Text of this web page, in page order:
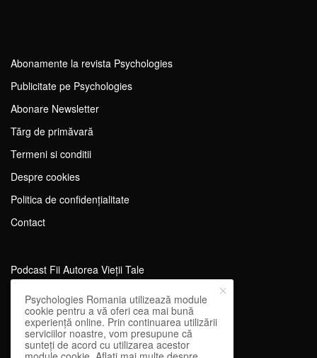
Abonamente la revista Psychologies
Publicitate pe Psychologies
Abonare Newsletter
Tărg de primăvară
Termeni si conditii
Despre cookies
Politica de confidențialitate
Contact
Podcast Fii Autorea Vieții Tale
Evenimente Fii Autoarea Vieții Tale!
SportEdu
Antrenament Mental pentru Sportivi
Psychologies Romania utilizează module
cookie pentru a vă oferi cea mai bună
experiență online. Prin continuarea utilizării
serviciilor noastre, vom presupune că
sunteți de acord cu utilizarea acestor